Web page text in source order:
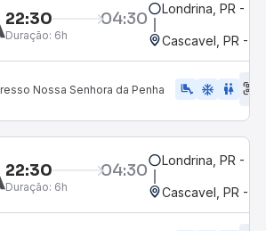
22:30 04:30
Duração: 6h
Londrina, PR -
Cascavel, PR -
Nossa Senhora da Penha airline_seat_legroom_extra ac_unit WC
22:30 04:30
Duração: 6h
Londrina, PR -
Cascavel, PR -